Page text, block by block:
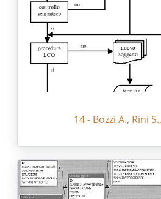
14 - Bozzi A., Rini